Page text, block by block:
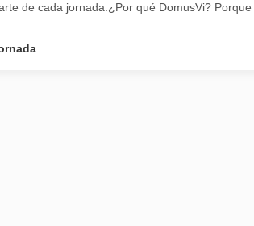
de cada jornada.¿Por qué DomusVi? Porque